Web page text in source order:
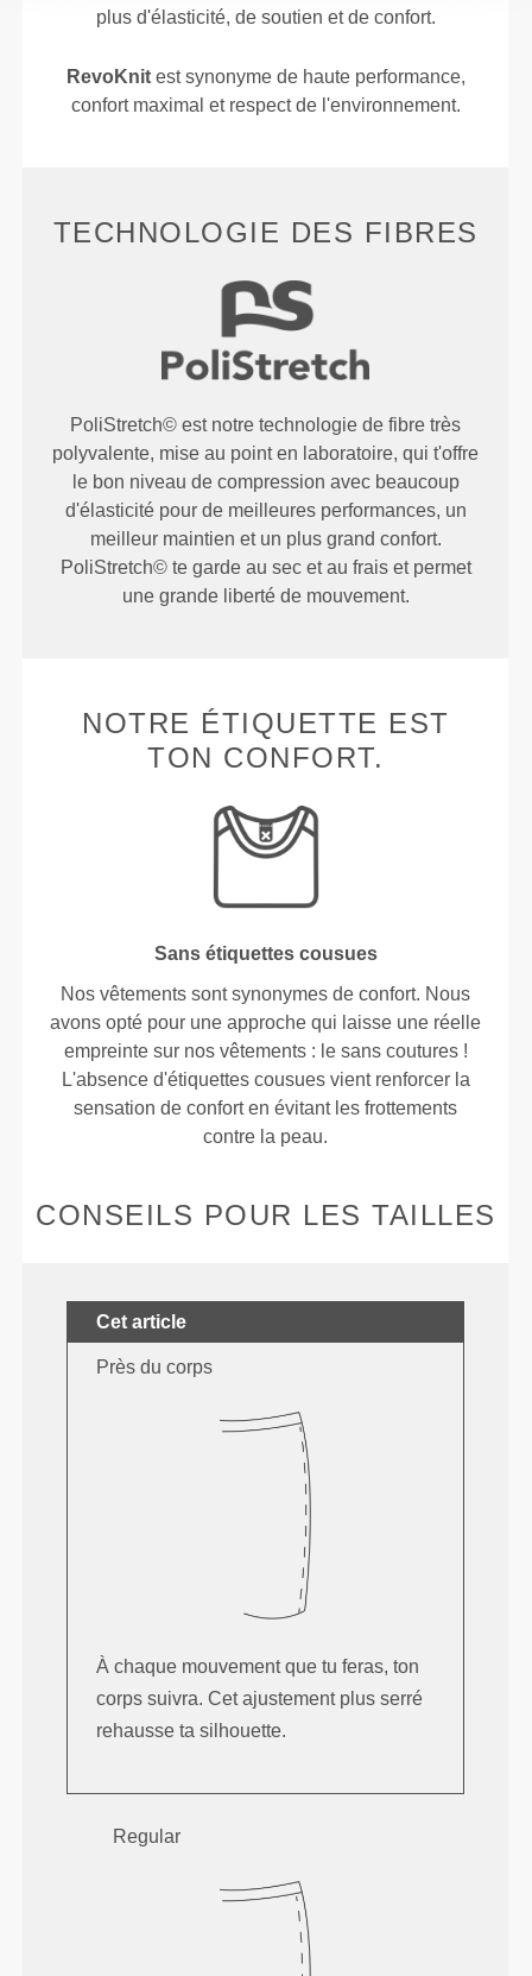
plus d'élasticité, de soutien et de confort.
RevoKnitest synonyme de haute performance,
confort maximal et respect de l'environnement.
TECHNOLOGIE DES FIBRES
PoliStretch© est notre technologie de fibre très
polyvalente, mise au point en laboratoire, qui t'offre
le bon niveau de compression avec beaucoup
d'élasticité pour de meilleures performances, un
meilleur maintien et un plus grand confort.
PoliStretch© te garde au sec et au frais et permet
une grande liberté de mouvement.
NOTRE ÉTIQUETTE EST
TON CONFORT.
Sans étiquettes cousues
Nos vêtements sont synonymes de confort. Nous
avons opté pour une approche qui laisse une réelle
empreinte sur nos vêtements : le sans coutures !
L'absence d'étiquettes cousues vient renforcer la
sensation de confort en évitant les frottements
contre la peau.
CONSEILS POUR LES TAILLES
Cet article
Près du corps
À chaque mouvement que tu feras, ton
corps suivra. Cet ajustement plus serré
rehausse ta silhouette.
Regular